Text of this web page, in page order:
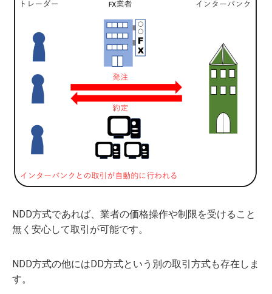
NDD方式であれば、業者の価格操作や制限を受けること
無く安心して取引が可能です。
NDD方式の他にはDD方式という別の取引方式も存在しま
す。